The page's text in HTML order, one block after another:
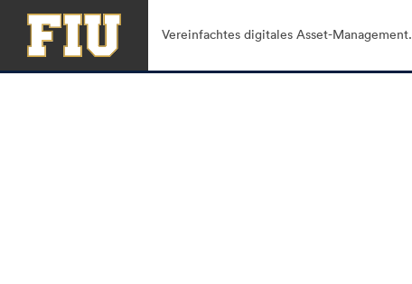
Vereinfachtes digitales Asset-Management.